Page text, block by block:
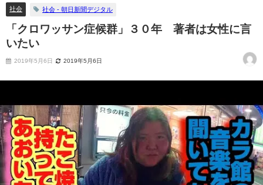
社会 社会 - 朝日新聞デジタル
「クロワッサン症候群」３０年 著者は女性に言
いたい
2019年5月6日 2019年5月6日